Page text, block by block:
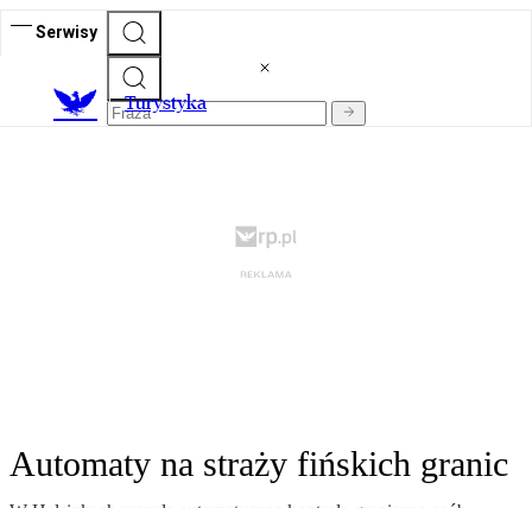
Serwisy
Turystyka
Automaty na straży fińskich granic